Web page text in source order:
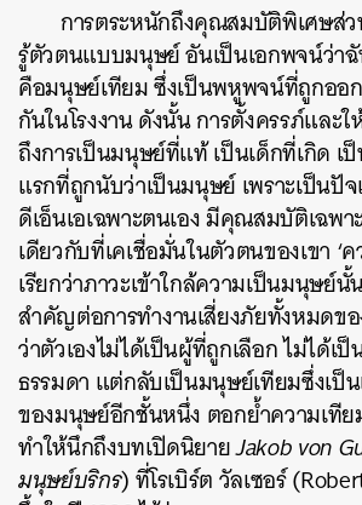
การตระหนักถึงคุณสมบัติพิเศษส่
รู้ตัวตนแบบมนุษย์ อันเป็นเอกพจน์ว่า
คือมนุษย์เทียม ซึ่งเป็นพหูพจน์ที่ถูกออ
กันในโรงงาน ดังนั้น การตั้งครรภ์และ
ถึงการเป็นมนุษย์ที่แท้ เป็นเด็กที่เกิด
แรกที่ถูกนับว่าเป็นมนุษย์ เพราะเป็นปั
ดีเอ็นเอเฉพาะตนเอง มีคุณสมบัติเฉพา
เดียวกับที่เคเชื่อมั่นในตัวตนของเขา ‘
เรียกว่าภาวะเข้าใกล้ความเป็นมนุษย์
สำคัญต่อการทำงานเสี่ยงภัยทั้งหมดขอ
ว่าตัวเองไม่ได้เป็นผู้ที่ถูกเลือก ไม่ได้เ
ธรรมดา แต่กลับเป็นมนุษย์เทียมซึ่งเป็น
ของมนุษย์อีกชั้นหนึ่ง ตอกย้ำความเทีย
ทำให้นึกถึงบทเปิดนิยายJakob von
มนุษย์บริกร) ที่โรเบิร์ต วัลเซอร์